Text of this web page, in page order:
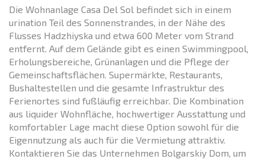
Die Wohnanlage Casa Del Sol befindet sich in einem
urination Teil des Sonnenstrandes, in der Nähe des
Flusses Hadzhiyska und etwa 600 Meter vom Strand
entfernt. Auf dem Gelände gibt es einen Swimmingpool,
Erholungsbereiche, Grünanlagen und die Pflege der
Gemeinschaftsflächen. Supermärkte, Restaurants,
Bushaltestellen und die gesamte Infrastruktur des
Ferienortes sind fußläufig erreichbar. Die Kombination
aus liquider Wohnfläche, hochwertiger Ausstattung und
komfortabler Lage macht diese Option sowohl für die
Eigennutzung als auch für die Vermietung attraktiv.
Kontaktieren Sie das Unternehmen Bolgarskiy Dom, um